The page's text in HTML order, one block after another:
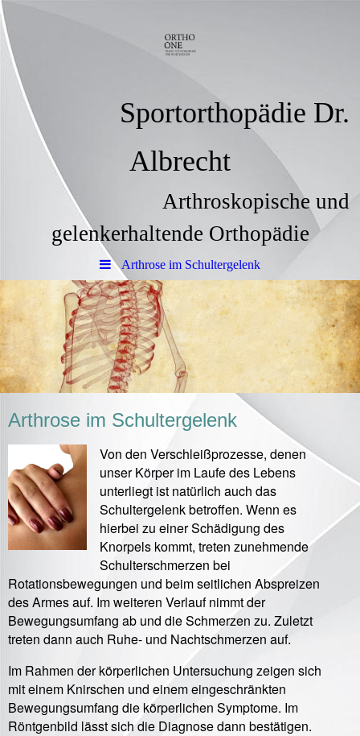
Sportorthopädie Dr.
Albrecht
Arthroskopische und
gelenkerhaltende Orthopädie
Arthrose im Schultergelenk
Arthrose im Schultergelenk
Von den Verschleißprozesse, denen
unser Körper im Laufe des Lebens
unterliegt ist natürlich auch das
Schultergelenk betroffen. Wenn es
hierbei zu einer Schädigung des
Knorpels kommt, treten zunehmende
Schulterschmerzen bei
Rotationsbewegungen und beim seitlichen Abspreizen
des Armes auf. Im weiteren Verlauf nimmt der
Bewegungsumfang ab und die Schmerzen zu. Zuletzt
treten dann auch Ruhe- und Nachtschmerzen auf.
Im Rahmen der körperlichen Untersuchung zeigen sich
mit einem Knirschen und einem eingeschränkten
Bewegungsumfang die körperlichen Symptome. Im
Röntgenbild lässt sich die Diagnose dann bestätigen.